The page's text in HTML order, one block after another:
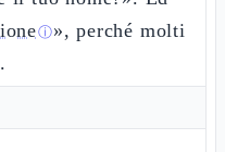
ⓘ», perché molti